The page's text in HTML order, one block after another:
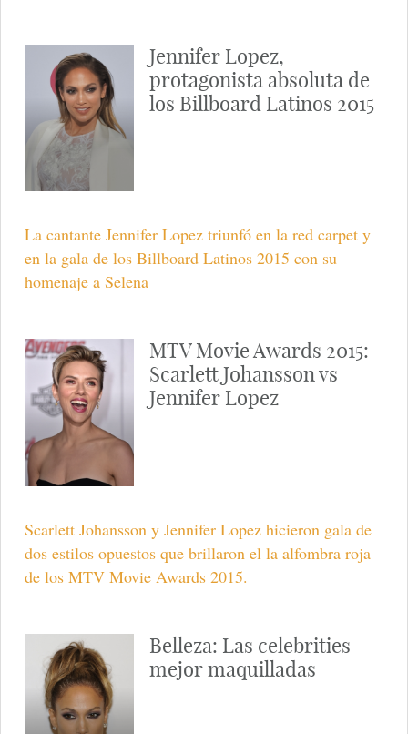
Jennifer Lopez,
protagonista absoluta de
los Billboard Latinos 2015
La cantante Jennifer Lopez triunfó en la red carpet y
en la gala de los Billboard Latinos 2015 con su
homenaje a Selena
MTV Movie Awards 2015:
Scarlett Johansson vs
Jennifer Lopez
Scarlett Johansson y Jennifer Lopez hicieron gala de
dos estilos opuestos que brillaron el la alfombra roja
de los MTV Movie Awards 2015.
Belleza: Las celebrities
mejor maquilladas